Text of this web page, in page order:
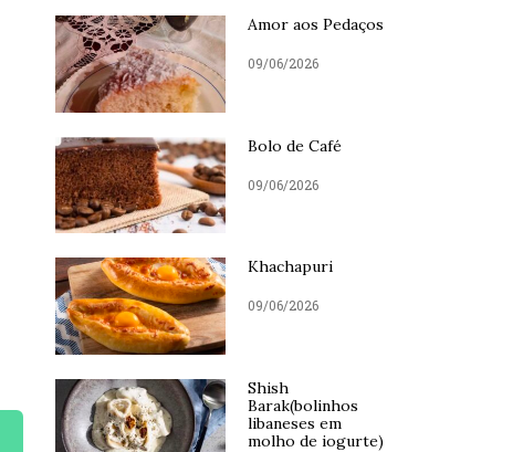
Amor aos Pedaços
09/06/2026
Bolo de Café
09/06/2026
Khachapuri
09/06/2026
Shish
Barak(bolinhos
libaneses em
molho de iogurte)